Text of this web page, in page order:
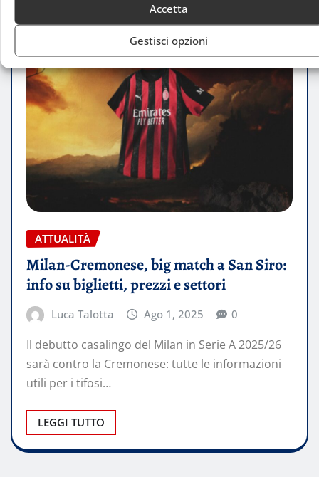
Accetta
Gestisci opzioni
ATTUALITÀ
Milan-Cremonese, big match a San Siro:
info su biglietti, prezzi e settori
Luca Talotta Ago 1, 2025 0
Il debutto casalingo del Milan in Serie A 2025/26
sarà contro la Cremonese: tutte le informazioni
utili per i tifosi…
LEGGI TUTTO